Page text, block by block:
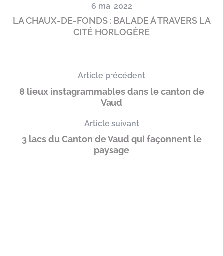
6 mai 2022
LA CHAUX-DE-FONDS : BALADE À TRAVERS LA
CITÉ HORLOGÈRE
Article précédent
8 lieux instagrammables dans le canton de
Vaud
Article suivant
3 lacs du Canton de Vaud qui façonnent le
paysage